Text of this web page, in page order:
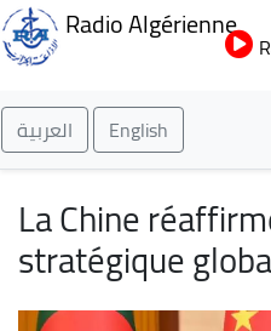
Radio Algérienne
العربية English
La Chine
stratégique